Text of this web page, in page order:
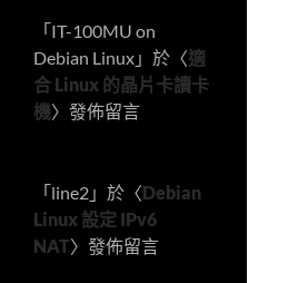
「IT-100MU on
Debian Linux 」於〈適
合 Linux 的晶片卡讀卡
機〉發佈留言
「line2 」於〈Debian
Linux 設定 IPv6
NAT〉發佈留言